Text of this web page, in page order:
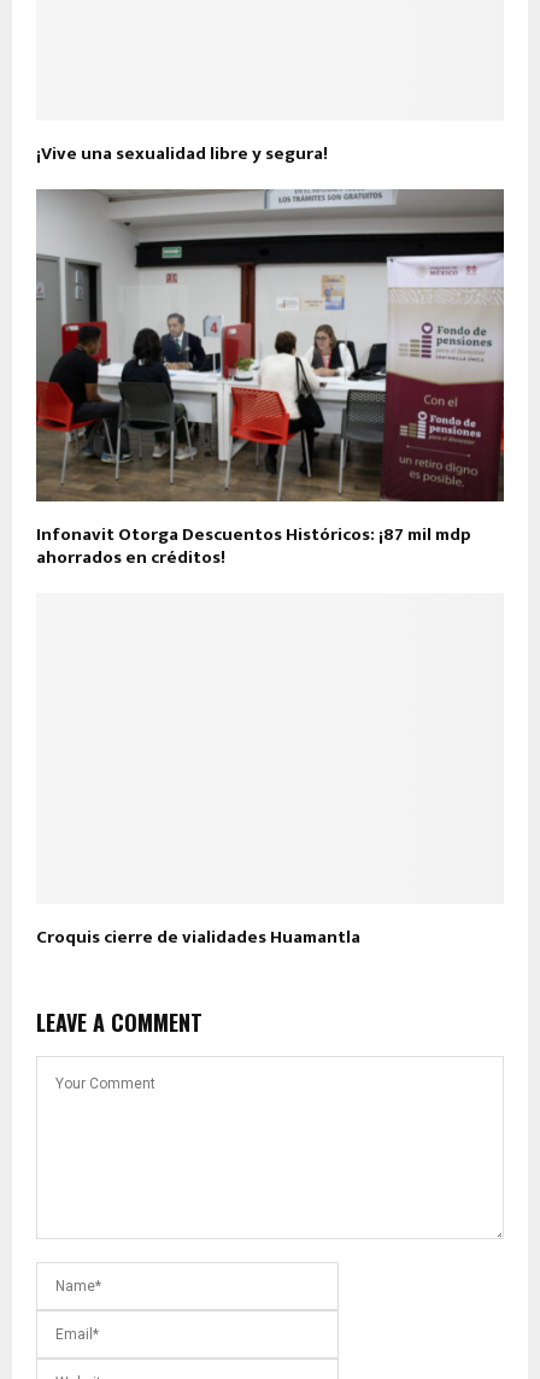
¡Vive una sexualidad libre y segura!
Infonavit Otorga Descuentos Históricos: ¡87 mil mdp
ahorrados en créditos!
Croquis cierre de vialidades Huamantla
LEAVE A COMMENT